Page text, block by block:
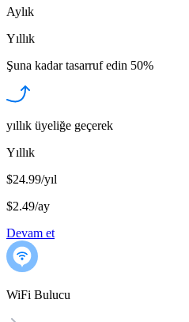
Aylık
Yıllık
Şuna kadar tasarruf edin 50%
yıllık üyeliğe geçerek
Yıllık
$24.99/yıl
$2.49/ay
Devam et
WiFi Bulucu